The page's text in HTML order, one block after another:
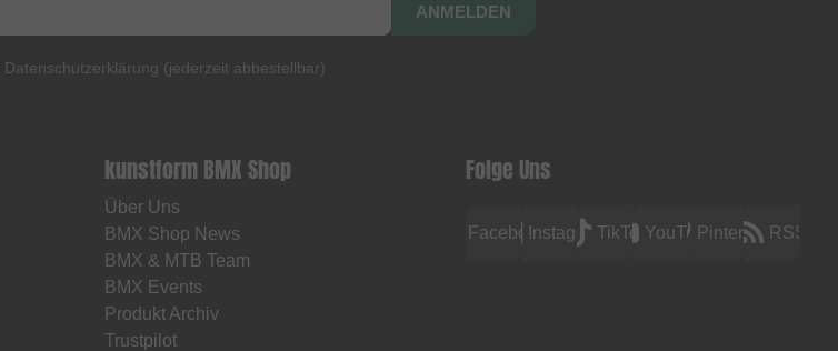
ANMELDEN
Datenschutzerklärung (jederzeit abbestellbar)
kunstform BMX Shop
Über Uns
BMX Shop News
BMX & MTB Team
BMX Events
Produkt Archiv
Trustpilot
Folge Uns
FacebookInstagramTikTokYouTubePinterest RSS